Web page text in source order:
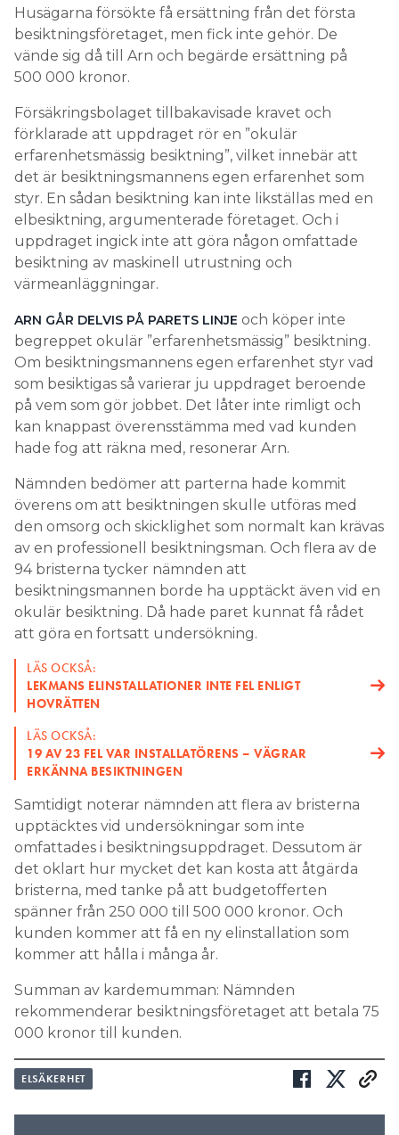
Husägarna försökte få ersättning från det första
besiktningsföretaget, men fick inte gehör. De
vände sig då till Arn och begärde ersättning på
500 000 kronor.
Försäkringsbolaget tillbakavisade kravet och
förklarade att uppdraget rör en ”okulär
erfarenhetsmässig besiktning”, vilket innebär att
det är besiktningsmannens egen erfarenhet som
styr. En sådan besiktning kan inte likställas med en
elbesiktning, argumenterade företaget. Och i
uppdraget ingick inte att göra någon omfattade
besiktning av maskinell utrustning och
värmeanläggningar.
ARN GÅR DELVIS PÅ PARETS LINJE och köper inte
begreppet okulär ”erfarenhetsmässig” besiktning.
Om besiktningsmannens egen erfarenhet styr vad
som besiktigas så varierar ju uppdraget beroende
på vem som gör jobbet. Det låter inte rimligt och
kan knappast överensstämma med vad kunden
hade fog att räkna med, resonerar Arn.
Nämnden bedömer att parterna hade kommit
överens om att besiktningen skulle utföras med
den omsorg och skicklighet som normalt kan krävas
av en professionell besiktningsman. Och flera av de
94 bristerna tycker nämnden att
besiktningsmannen borde ha upptäckt även vid en
okulär besiktning. Då hade paret kunnat få rådet
att göra en fortsatt undersökning.
LÄS OCKSÅ:
LEKMANS ELINSTALLATIONER INTE FEL ENLIGT
HOVRÄTTEN
LÄS OCKSÅ:
19 AV 23 FEL VAR INSTALLATÖRENS – VÄGRAR
ERKÄNNA BESIKTNINGEN
Samtidigt noterar nämnden att flera av bristerna
upptäcktes vid undersökningar som inte
omfattades i besiktningsuppdraget. Dessutom är
det oklart hur mycket det kan kosta att åtgärda
bristerna, med tanke på att budgetofferten
spänner från 250 000 till 500 000 kronor. Och
kunden kommer att få en ny elinstallation som
kommer att hålla i många år.
Summan av kardemumman: Nämnden
rekommenderar besiktningsföretaget att betala 75
000 kronor till kunden.
ELSÄKERHET